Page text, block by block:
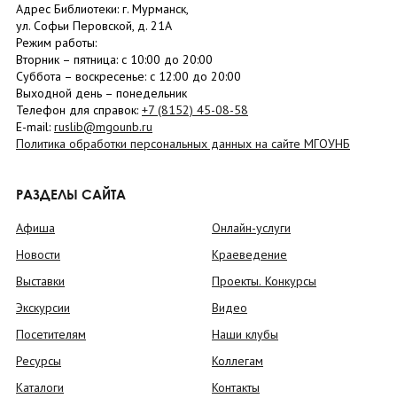
Адрес Библиотеки: г. Мурманск,
ул. Софьи Перовской, д. 21А
Режим работы:
Вторник – пятница: с 10:00 до 20:00
Суббота – воскресенье: c 12:00 до 20:00
Выходной день – понедельник
Телефон для справок: +7 (8152) 45-08-58
E-mail: ruslib@mgounb.ru
Политика обработки персональных данных на сайте МГОУНБ
РАЗДЕЛЫ САЙТА
Афиша
Новости
Выставки
Экскурсии
Посетителям
Ресурсы
Каталоги
Онлайн-услуги
Краеведение
Проекты. Конкурсы
Видео
Наши клубы
Коллегам
Контакты